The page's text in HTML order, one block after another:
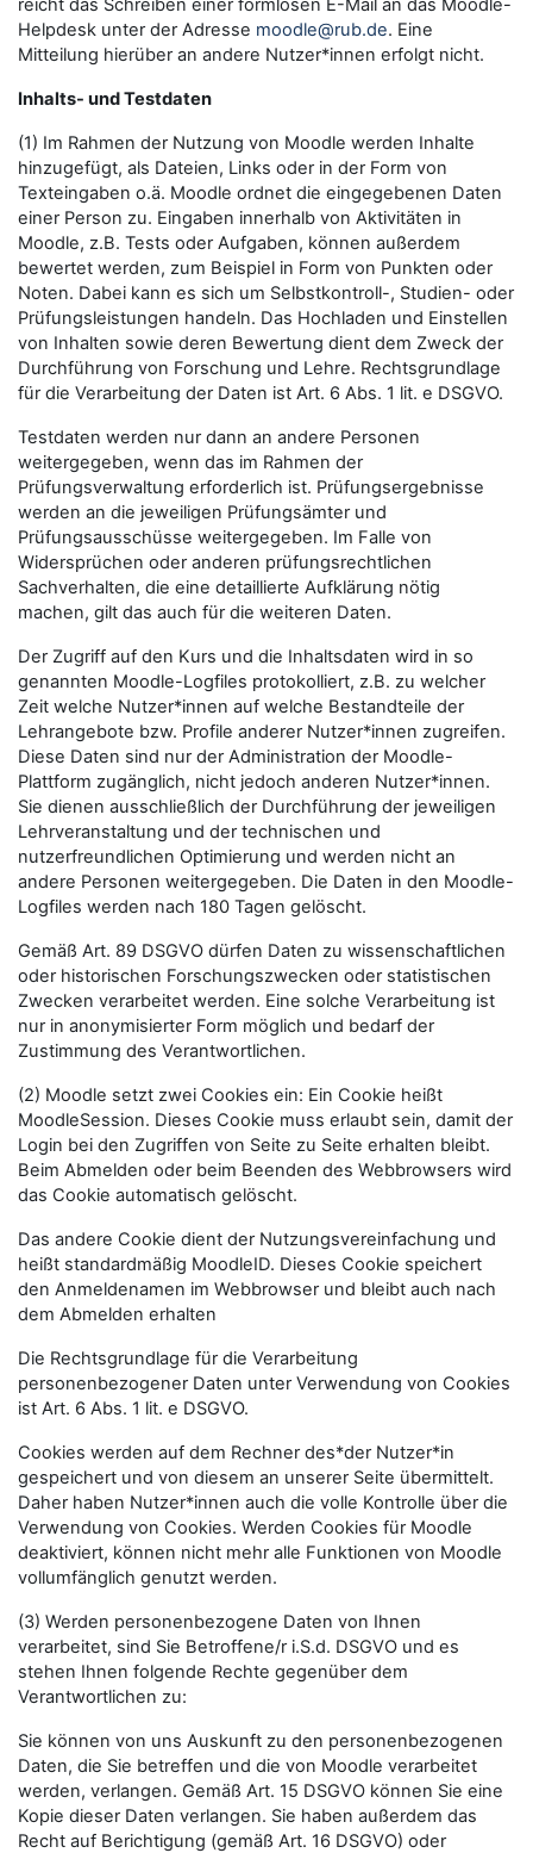
reicht das Schreiben einer formlosen E-Mail an das Moodle-
Helpdesk unter der Adresse moodle@rub.de. Eine
Mitteilung hierüber an andere Nutzer*innen erfolgt nicht.
Inhalts- und Testdaten
(1) Im Rahmen der Nutzung von Moodle werden Inhalte
hinzugefügt, als Dateien, Links oder in der Form von
Texteingaben o.ä. Moodle ordnet die eingegebenen Daten
einer Person zu. Eingaben innerhalb von Aktivitäten in
Moodle, z.B. Tests oder Aufgaben, können außerdem
bewertet werden, zum Beispiel in Form von Punkten oder
Noten. Dabei kann es sich um Selbstkontroll-, Studien- oder
Prüfungsleistungen handeln. Das Hochladen und Einstellen
von Inhalten sowie deren Bewertung dient dem Zweck der
Durchführung von Forschung und Lehre. Rechtsgrundlage
für die Verarbeitung der Daten ist Art. 6 Abs. 1 lit. e DSGVO.
Testdaten werden nur dann an andere Personen
weitergegeben, wenn das im Rahmen der
Prüfungsverwaltung erforderlich ist. Prüfungsergebnisse
werden an die jeweiligen Prüfungsämter und
Prüfungsausschüsse weitergegeben. Im Falle von
Widersprüchen oder anderen prüfungsrechtlichen
Sachverhalten, die eine detaillierte Aufklärung nötig
machen, gilt das auch für die weiteren Daten.
Der Zugriff auf den Kurs und die Inhaltsdaten wird in so
genannten Moodle-Logfiles protokolliert, z.B. zu welcher
Zeit welche Nutzer*innen auf welche Bestandteile der
Lehrangebote bzw. Profile anderer Nutzer*innen zugreifen.
Diese Daten sind nur der Administration der Moodle-
Plattform zugänglich, nicht jedoch anderen Nutzer*innen.
Sie dienen ausschließlich der Durchführung der jeweiligen
Lehrveranstaltung und der technischen und
nutzerfreundlichen Optimierung und werden nicht an
andere Personen weitergegeben. Die Daten in den Moodle-
Logfiles werden nach 180 Tagen gelöscht.
Gemäß Art. 89 DSGVO dürfen Daten zu wissenschaftlichen
oder historischen Forschungszwecken oder statistischen
Zwecken verarbeitet werden. Eine solche Verarbeitung ist
nur in anonymisierter Form möglich und bedarf der
Zustimmung des Verantwortlichen.
(2) Moodle setzt zwei Cookies ein: Ein Cookie heißt
MoodleSession. Dieses Cookie muss erlaubt sein, damit der
Login bei den Zugriffen von Seite zu Seite erhalten bleibt.
Beim Abmelden oder beim Beenden des Webbrowsers wird
das Cookie automatisch gelöscht.
Das andere Cookie dient der Nutzungsvereinfachung und
heißt standardmäßig MoodleID. Dieses Cookie speichert
den Anmeldenamen im Webbrowser und bleibt auch nach
dem Abmelden erhalten
Die Rechtsgrundlage für die Verarbeitung
personenbezogener Daten unter Verwendung von Cookies
ist Art. 6 Abs. 1 lit. e DSGVO.
Cookies werden auf dem Rechner des*der Nutzer*in
gespeichert und von diesem an unserer Seite übermittelt.
Daher haben Nutzer*innen auch die volle Kontrolle über die
Verwendung von Cookies. Werden Cookies für Moodle
deaktiviert, können nicht mehr alle Funktionen von Moodle
vollumfänglich genutzt werden.
(3) Werden personenbezogene Daten von Ihnen
verarbeitet, sind Sie Betroffene/r i.S.d. DSGVO und es
stehen Ihnen folgende Rechte gegenüber dem
Verantwortlichen zu:
Sie können von uns Auskunft zu den personenbezogenen
Daten, die Sie betreffen und die von Moodle verarbeitet
werden, verlangen. Gemäß Art. 15 DSGVO können Sie eine
Kopie dieser Daten verlangen. Sie haben außerdem das
Recht auf Berichtigung (gemäß Art. 16 DSGVO) oder